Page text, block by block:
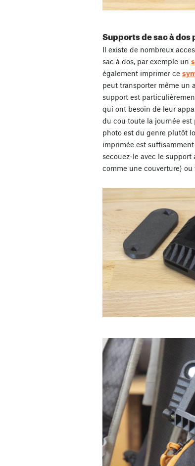
Supports de sac à
Il existe de nombreux
sac à dos, par exemple un
également imprimer ce
peut transporter même un
support est
qui ont besoin de leur
du cou toute la journée
photo est du genre plutôt
imprimée est
secouez-le avec le
comme une couverture)